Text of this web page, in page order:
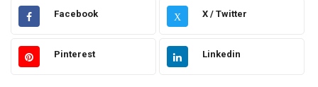
Hukuk Emlak
Otomotiv Sağlıklı Yaşam
Facebook X X / Twitter
Pinterest Linkedin